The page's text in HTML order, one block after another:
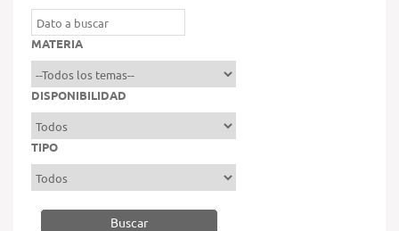
MATERIA
DISPONIBILIDAD
TIPO
Buscar